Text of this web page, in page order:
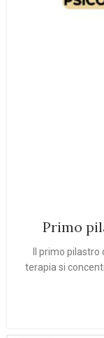
Primo
Il primo
terapia si